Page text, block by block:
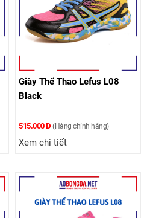
Giày Thể Thao Lefus L08
Black
515.000 Đ (Hàng chính hãng)
Xem chi tiết